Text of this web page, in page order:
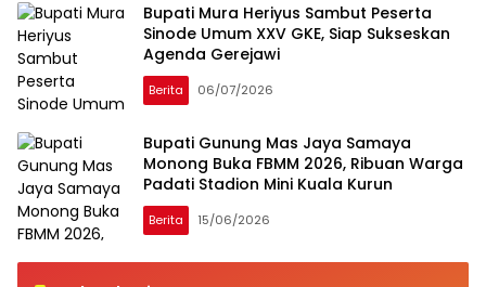
Bupati Mura Heriyus Sambut Peserta
Sinode Umum XXV GKE, Siap Sukseskan
Agenda Gerejawi
Berita 06/07/2026
Bupati Gunung Mas Jaya Samaya
Monong Buka FBMM 2026, Ribuan Warga
Padati Stadion Mini Kuala Kurun
Berita 15/06/2026